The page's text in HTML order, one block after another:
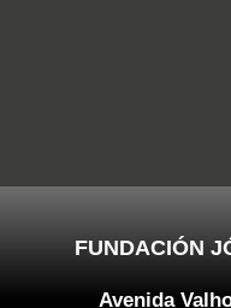
FUNDACIÓN
Avenida